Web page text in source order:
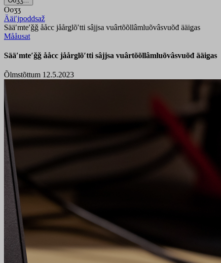
Ooʒʒ
Ääiʹjpoddsaž
Sääʹmteʹǧǧ ååcc jåårǥlõʹtti sâjjsa vuârtõõllâmluõvâsvuõđ ääiǥas
Mååusat
Sääʹmteʹǧǧ ååcc jåårǥlõʹtti sâjjsa vuârtõõllâmluõvâsvuõđ ääiǥas
Õlmstõttum 12.5.2023